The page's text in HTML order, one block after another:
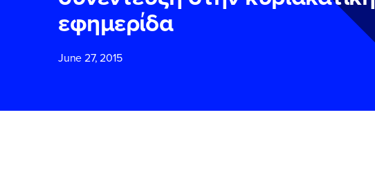
εφημερίδα
June 27, 2015